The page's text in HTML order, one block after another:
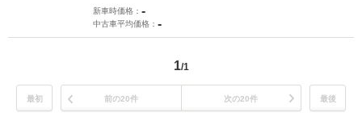
新車時価格： -
中古車平均価格： -
1/1
最初 前の20件 次の20件 最後